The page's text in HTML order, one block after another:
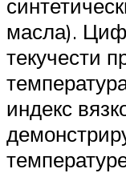
масла).
текучести
индекс